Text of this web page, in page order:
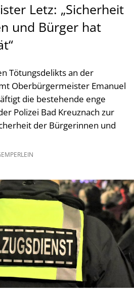
Letz: „Sicherheit
und Bürger hat
Tötungsdelikts an der
Oberbürgermeister Emanuel
die bestehende enge
Polizei Bad Kreuznach zur
der Bürgerinnen und